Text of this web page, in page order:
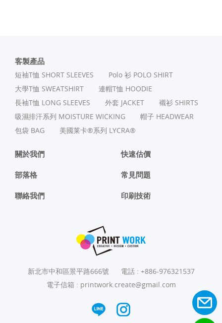
客製產品
短袖T恤 SHORT SLEEVES
Polo 衫 POLO SHIRT
⼤學T恤 SWEATSHIRT
連帽T恤 HOODIE
長袖T恤 LONG SLEEVES
外套 JACKET
襯衫 SHIRTS
吸濕排汗系列 MOISTURE WICKING
帽子 HEADWEAR
包袋 BAG
美國莱卡®系列 LYCRA®
關於我們 快速估價
部落格 常見問題
聯絡我們 印刷技術
新北市中和區景平路666號 電話 : +886-976321537
電子信箱 : printwork.create@gmail.com